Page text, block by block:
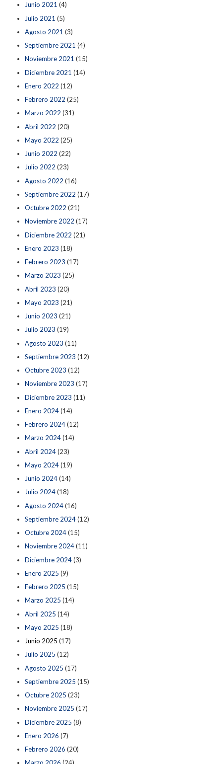
Junio 2021 (4)
Julio 2021 (5)
Agosto 2021 (3)
Septiembre 2021 (4)
Noviembre 2021 (15)
Diciembre 2021 (14)
Enero 2022 (12)
Febrero 2022 (25)
Marzo 2022 (31)
Abril 2022 (20)
Mayo 2022 (25)
Junio 2022 (22)
Julio 2022 (23)
Agosto 2022 (16)
Septiembre 2022 (17)
Octubre 2022 (21)
Noviembre 2022 (17)
Diciembre 2022 (21)
Enero 2023 (18)
Febrero 2023 (17)
Marzo 2023 (25)
Abril 2023 (20)
Mayo 2023 (21)
Junio 2023 (21)
Julio 2023 (19)
Agosto 2023 (11)
Septiembre 2023 (12)
Octubre 2023 (12)
Noviembre 2023 (17)
Diciembre 2023 (11)
Enero 2024(14)
Febrero 2024(12)
Marzo 2024(14)
Abril 2024(23)
Mayo 2024(19)
Junio 2024(14)
Julio 2024(18)
Agosto 2024(16)
Septiembre 2024(12)
Octubre 2024(15)
Noviembre 2024(11)
Diciembre 2024(3)
Enero 2025 (9)
Febrero 2025 (15)
Marzo 2025 (14)
Abril 2025 (14)
Mayo 2025 (18)
Junio 2025 (17)
Julio 2025 (12)
Agosto 2025 (17)
Septiembre 2025 (15)
Octubre 2025 (23)
Noviembre 2025 (17)
Diciembre 2025 (8)
Enero 2026 (7)
Febrero 2026 (20)